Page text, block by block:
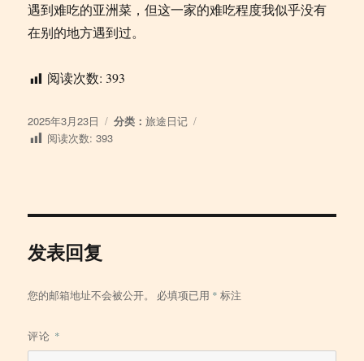
遇到难吃的亚洲菜，但这一家的难吃程度我似乎没有
在别的地方遇到过。
阅读次数: 393
发
布
2025年3月23日
分
分类：旅途日记
阅读次数: 393
发表回复
您的邮箱地址不会被公开。 必填项已用 * 标注
评论 *